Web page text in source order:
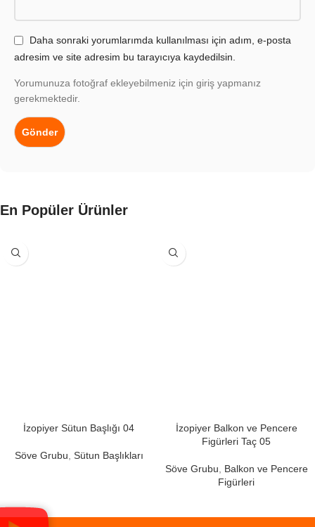
Daha sonraki yorumlarımda kullanılması için adım, e-posta
adresim ve site adresim bu tarayıcıya kaydedilsin.
Yorumunuza fotoğraf ekleyebilmeniz için giriş yapmanız
gerekmektedir.
En Popüler Ürünler
İzopiyer Sütun Başlığı 04
Söve Grubu Sütun Başlıkları
İzopiyer Balkon ve Pencere
Figürleri Taç 05
Söve Grubu
Balkon ve Pencere
Figürleri